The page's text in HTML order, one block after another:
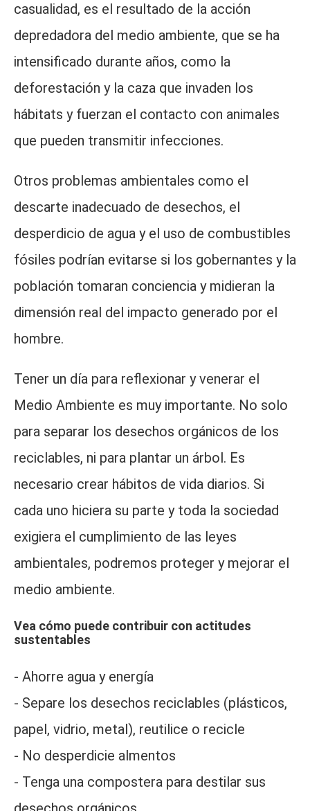
casualidad, es el resultado de la acción
depredadora del medio ambiente, que se ha
intensificado durante años, como la
deforestación y la caza que invaden los
hábitats y fuerzan el contacto con animales
que pueden transmitir infecciones.
Otros problemas ambientales como el
descarte inadecuado de desechos, el
desperdicio de agua y el uso de combustibles
fósiles podrían evitarse si los gobernantes y la
población tomaran conciencia y midieran la
dimensión real del impacto generado por el
hombre.
Tener un día para reflexionar y venerar el
Medio Ambiente es muy importante. No solo
para separar los desechos orgánicos de los
reciclables, ni para plantar un árbol. Es
necesario crear hábitos de vida diarios. Si
cada uno hiciera su parte y toda la sociedad
exigiera el cumplimiento de las leyes
ambientales, podremos proteger y mejorar el
medio ambiente.
Vea cómo puede contribuir con actitudes
sustentables
- Ahorre agua y energía
- Separe los desechos reciclables (plásticos,
papel, vidrio, metal), reutilice o recicle
- No desperdicie almentos
- Tenga una compostera para destilar sus